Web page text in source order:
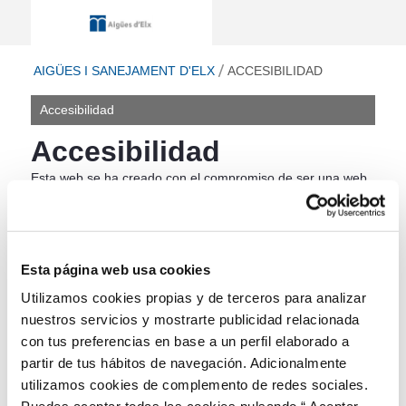
Esta página web usa cookies
Utilizamos cookies propias y de terceros para analizar
nuestros servicios y mostrarte publicidad relacionada
con tus preferencias en base a un perfil elaborado a
partir de tus hábitos de navegación. Adicionalmente
utilizamos cookies de complemento de redes sociales.
Accesibilidad - Aigües i Sanejament
AIGÜES I SANEJAMENT D'ELX ACCESIBILIDAD
Accesibilidad
Accesibilidad
Esta web se ha creado con el compromiso de ser una web
que tenga acceso universal, independientemente de las
limitaciones técnicas, físicas, sensoriales o intelectuales de
las personas que la consultan y en el contexto de uso en
informático, velocidad de conexión, etc.).
Para llevar a cabo este objetivo, la web aplica la normativa
estándar WAI (Web Accessibility Initiative) adoptada por la
Unión Europea para eliminar las barreras que dificultan el
acceso a la información y la comunicación. Las pautas que
propone esta normativa pretenden guiar el diseño de las
webs para que el contenido pueda convertirse fácilmente a